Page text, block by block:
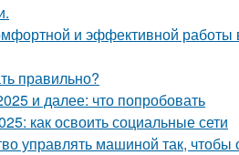
и эффективной работы
правильно?
и далее: что попробовать
как освоить социальные сети
управлять машиной так,